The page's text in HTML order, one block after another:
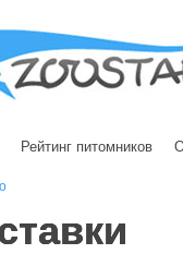
Рейтинг питомников